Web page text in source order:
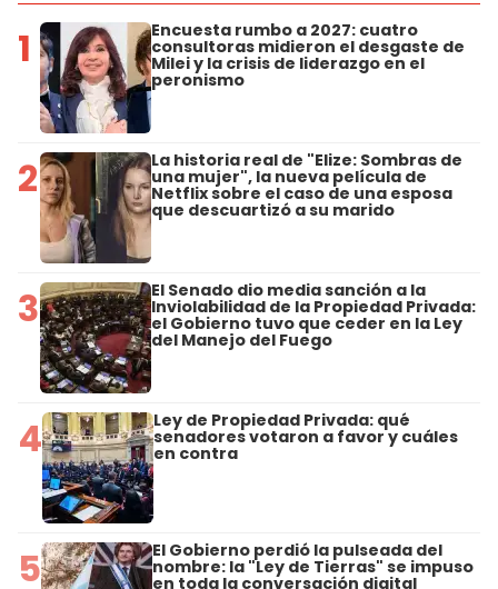
1 Encuesta rumbo a 2027: cuatro
consultoras midieron el desgaste de
Milei y la crisis de liderazgo en el
peronismo
2 La historia real de "Elize: Sombras de
una mujer", la nueva película de
Netflix sobre el caso de una esposa
que descuartizó a su marido
3 El Senado dio media sanción a la
Inviolabilidad de la Propiedad Privada:
el Gobierno tuvo que ceder en la Ley
del Manejo del Fuego
4 Ley de Propiedad Privada: qué
senadores votaron a favor y cuáles
en contra
5 El Gobierno perdió la pulseada del
nombre: la "Ley de Tierras" se impuso
en toda la conversación digital